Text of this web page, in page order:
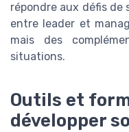
répondre aux défis de
entre leader et
mais des
situations.
Outils et
développer